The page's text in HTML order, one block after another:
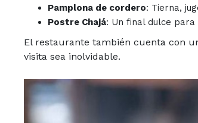
Pamplona de cordero: Tierna,
Postre Chajá: Un final dulce
El restaurante también cuenta con
visita sea inolvidable.